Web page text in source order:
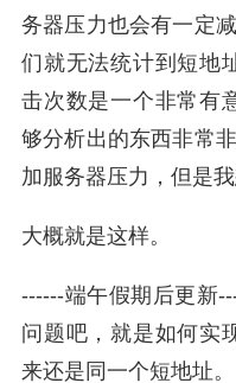
务器压力也会有一定
们就无法统计到短地
击次数是一个非常有
够分析出的东西非常
加服务器压力，但是
大概就是这样。
------端午假期后更新
问题吧，就是如何实
来还是同一个短地址。